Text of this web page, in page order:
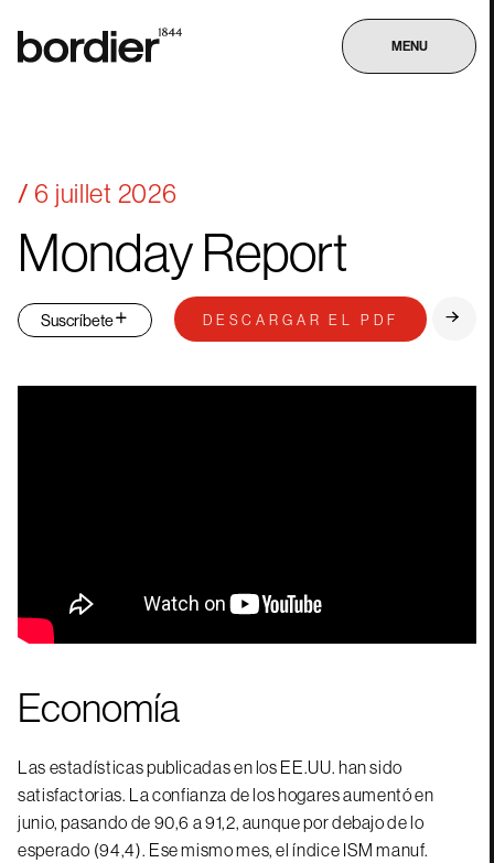
MENU
6 juillet 2026
MondayReport
Suscríbete DESCARGAR EL PDF
Economía
Las estadísticas publicadas en los EE.UU. han sido
satisfactorias. La confianza de los hogares aumentó en
junio, pasando de 90,6 a 91,2, aunque por debajo de lo
esperado (94,4). Ese mismo mes, el índice ISM manuf.